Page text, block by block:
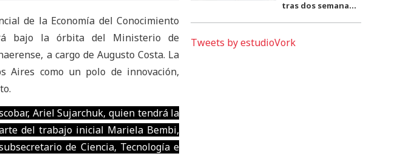
de la Economía del Conocimiento
bajo la órbita del Ministerio de
a cargo de Augusto Costa. La
Aires como un polo de innovación,
Ariel Sujarchuk, quien tendrá la
del trabajo inicial Mariela Bembi,
de Ciencia, Tecnología e
tras dos semana...
Tweets by estudioVork